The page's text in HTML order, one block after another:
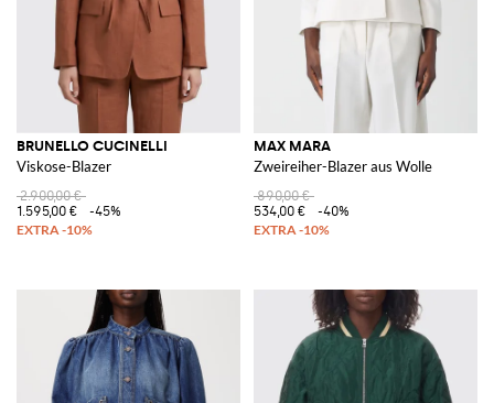
BRUNELLO CUCINELLI
Viskose-Blazer
2.900,00 €
1.595,00 €
-45%
MAX MARA
Zweireiher-Blazer aus Wolle
890,00 €
534,00 €
-40%